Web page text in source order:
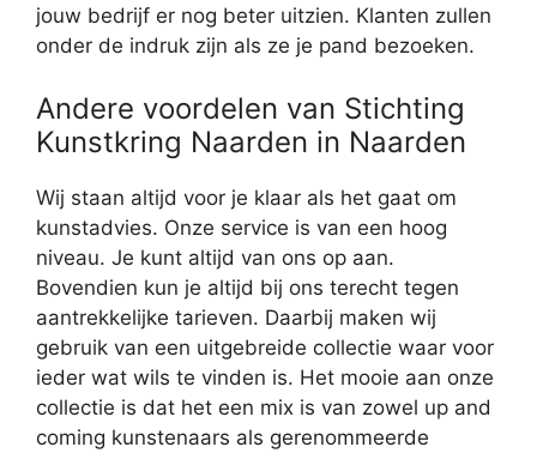
jouw bedrijf er nog beter uitzien. Klanten zullen
onder de indruk zijn als ze je pand bezoeken.
Andere voordelen van Stichting
Kunstkring Naarden in Naarden
Wij staan altijd voor je klaar als het gaat om
kunstadvies. Onze service is van een hoog
niveau. Je kunt altijd van ons op aan.
Bovendien kun je altijd bij ons terecht tegen
aantrekkelijke tarieven. Daarbij maken wij
gebruik van een uitgebreide collectie waar voor
ieder wat wils te vinden is. Het mooie aan onze
collectie is dat het een mix is van zowel up and
coming kunstenaars als gerenommeerde